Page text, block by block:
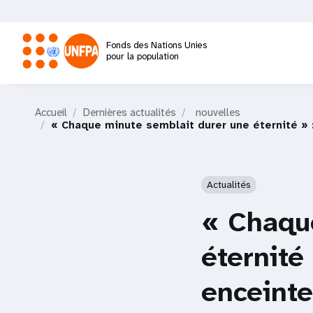
contenu
principal
Fonds des Nations Unies
pour la population
Accueil Dernières actualités
nouvelles
« Chaque minute semblait durer une éternité
Actualités
«
éternité